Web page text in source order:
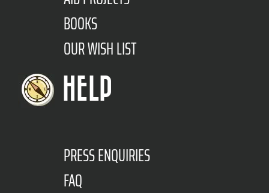
BOOKS
OUR WISH LIST
HELP
PRESS ENQUIRIES
FAQ